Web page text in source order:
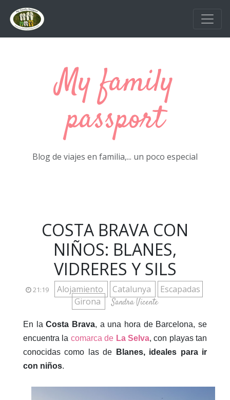
Ir al contenido principal
My family
passport
Blog de viajes en familia,... un poco especial
COSTA BRAVA CON
NIÑOS: BLANES,
VIDRERES Y SILS
21:19 Alojamiento Catalunya
Escapadas
Girona
Sandra Vicente
En laCosta Brava, a una hora de Barcelona, se
encuentra la comarca de La Selva, con playas tan
conocidas como las de Blanes, ideales para ir
con niños.